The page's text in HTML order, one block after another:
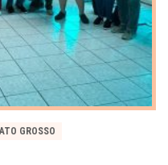
GROSSO